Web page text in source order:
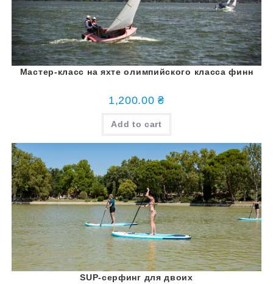
Мастер-класс на яхте олимпийского класса финн
1,200.00₴
Add to cart
SUP-серфинг для двоих